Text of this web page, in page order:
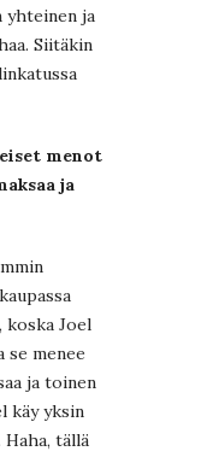
ja
Siitäkin
menot
ja
koska Joel
se menee
ja toinen
käy yksin
Haha, tällä